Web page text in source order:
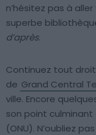
n’hésitez pas à aller
superbe
d’après.
Continuez tout
de Grand Central
ville. Encore
son point culminant
(ONU). N’oubliez